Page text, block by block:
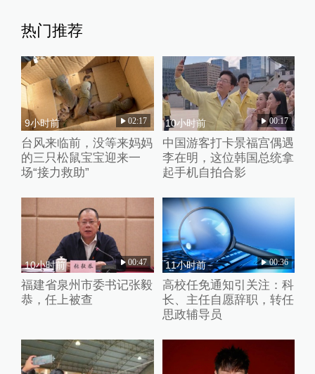
热门推荐
9小时前 02:17
台风来临前，没等来妈妈
的三只松鼠宝宝迎来一
场“接力救助”
10小时前 00:17
中国游客打卡景福宫偶遇
李在明，这位韩国总统拿
起手机自拍合影
10小时前 00:47
福建省泉州市委书记张毅
恭，任上被查
11小时前 00:36
高校任免通知引关注：科
长、主任自愿辞职，转任
思政辅导员